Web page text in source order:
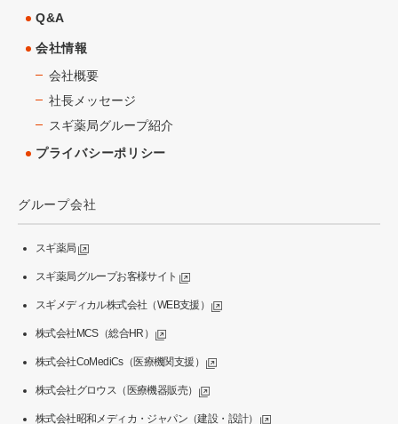
Q&A
会社情報
会社概要
社長メッセージ
スギ薬局グループ紹介
プライバシーポリシー
グループ会社
スギ薬局
スギ薬局グループお客様サイト
スギメディカル株式会社（WEB支援）
株式会社MCS（総合HR）
株式会社CoMediCs（医療機関支援）
株式会社グロウス（医療機器販売）
株式会社昭和メディカ・ジャパン（建設・設計）